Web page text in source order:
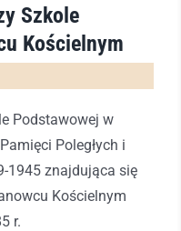
Szkole
Kościelnym
Podstawowej w
Poległych i
1945 znajdująca się
Kościelnym
r.